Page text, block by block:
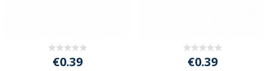
€0.39 €0.39